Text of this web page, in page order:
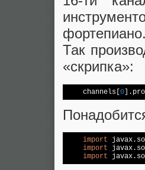
Так
«скрипка»:
    channels[
0
import
import
import